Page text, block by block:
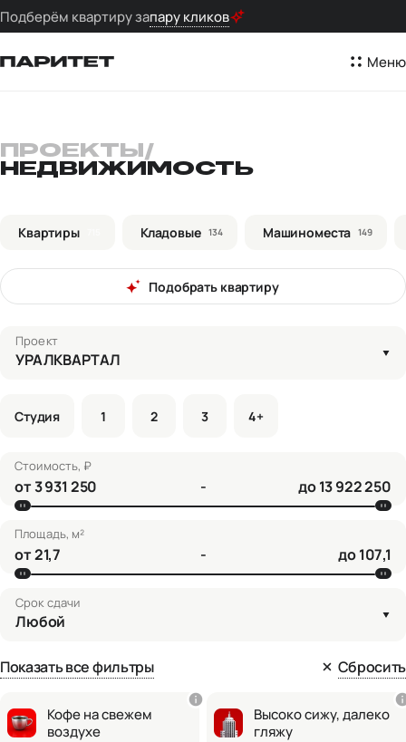
Подберём квартиру запару кликов
Меню
ПРОЕКТЫ /
НЕДВИЖИМОСТЬ
Квартиры Кладовые 134 Машиноместа 149
Подобрать квартиру
Проект
УРАЛКВАРТАЛ
Студия 1 2 3 4+
Стоимость, ₽
от - до
Площадь, м²
от - до
Срок сдачи
Любой
Показать все фильтры Сбросить
Кофе на свежем
воздухе
Высоко сижу, далеко
гляжу